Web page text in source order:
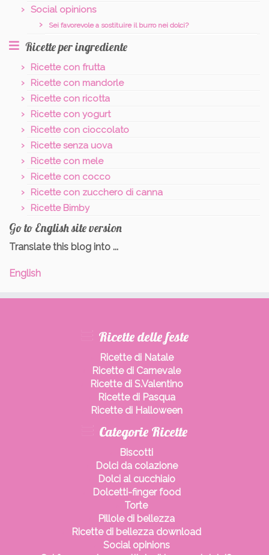
Social opinions
Sei favorevole a sostituire il burro nei dolci?
Ricette per ingrediente
Ricette con frutta
Ricette con mandorle
Ricette con ricotta
Ricette con yogurt
Ricette con cioccolato
Ricette senza uova
Ricette con mele
Ricette con cocco
Ricette con zucchero di canna
Ricette Bimby
Go to English site version
Translate this blog into ...
English
Ricette delle feste
Ricette di Natale
Ricette di Carnevale
Ricette di S.Valentino
Ricette di Pasqua
Ricette di Halloween
Categorie Ricette
Biscotti
Dolci da colazione
Dolci al cucchiaio
Dolcetti-finger food
Torte
Pillole di bellezza
Ricette di bellezza download
Social opinions